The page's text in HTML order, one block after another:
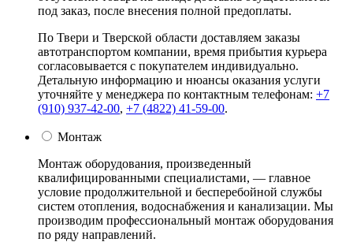
под заказ, после внесения полной предоплаты.
По Твери и Тверской области доставляем заказы
автотранспортом компании, время прибытия курьера
согласовывается с покупателем индивидуально.
Детальную информацию и нюансы оказания услуги
уточняйте у менеджера по контактным телефонам: +7
(910) 937-42-00, +7 (4822) 41-59-00.
Монтаж
Монтаж оборудования, произведенный
квалифицированными специалистами, — главное
условие продолжительной и бесперебойной службы
систем отопления, водоснабжения и канализации. Мы
производим профессиональный монтаж оборудования
по ряду направлений.